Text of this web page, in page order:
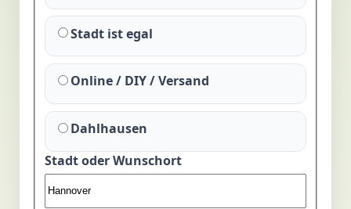
Stadt ist egal
Online / DIY / Versand
Dahlhausen
Stadt oder Wunschort